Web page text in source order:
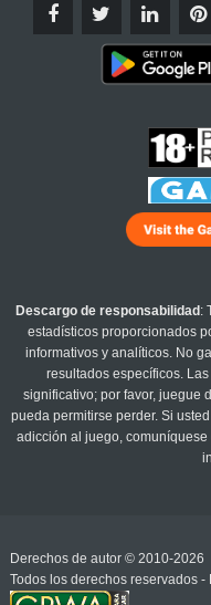
Descargo de responsabilidad :
estadísticos proporcionados
informativos y analíticos. No
resultados específicos.
significativo; por favor, juegue
pueda permitirse perder. Si
adicción al juego,
Derechos de autor © 2010-2026
Todos los derechos reservados